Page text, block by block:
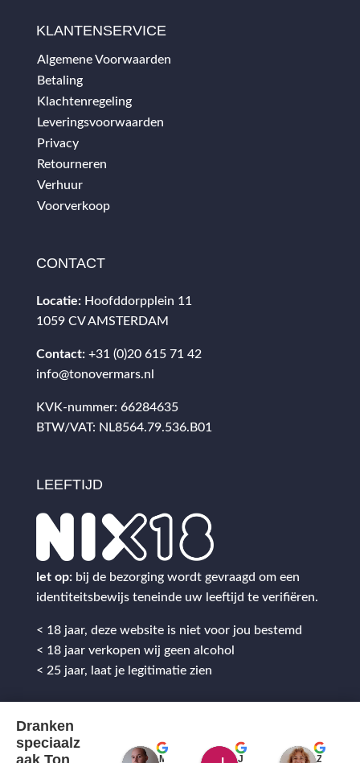
KLANTENSERVICE
Algemene Voorwaarden
Betaling
Klachtenregeling
Leveringsvoorwaarden
Privacy
Retourneren
Verhuur
Voorverkoop
CONTACT
Locatie: Hoofddorpplein 11
1059 CV AMSTERDAM
Contact: +31 (0)20 615 71 42
info@tonovermars.nl
KVK-nummer: 66284635
BTW/VAT: NL8564.79.536.B01
LEEFTIJD
let op: bij de bezorging wordt gevraagd om een
identiteitsbewijs teneinde uw leeftijd te verifiëren.
< 18 jaar, deze website is niet voor jou bestemd
< 18 jaar verkopen wij geen alcohol
< 25 jaar, laat je legitimatie zien
Dranken
speciaalz
aak Ton